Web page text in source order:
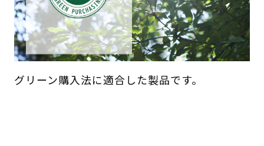
グリーン購入法に適合した製品です。